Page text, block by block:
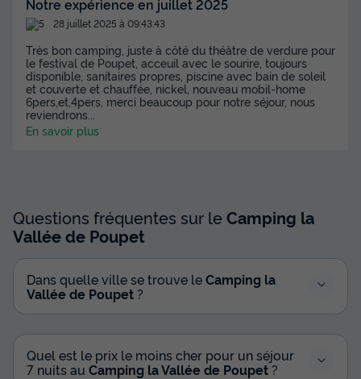
Notre expérience en juillet 2025
28 juillet 2025 à 09:43:43
Très bon camping, juste à côté du théâtre de verdure pour
le festival de Poupet, acceuil avec le sourire, toujours
disponible, sanitaires propres, piscine avec bain de soleil
et couverte et chauffée, nickel, nouveau mobil-home
6pers,et,4pers, merci beaucoup pour notre séjour, nous
reviendrons
En savoir plus
Questions fréquentes sur leCamping la
Vallée de Poupet
Dans quelle ville se trouve leCamping la
Vallée de Poupet ?
Quel est le prix le moins cher pour un séjour
7 nuits au Camping la Vallée de Poupet ?